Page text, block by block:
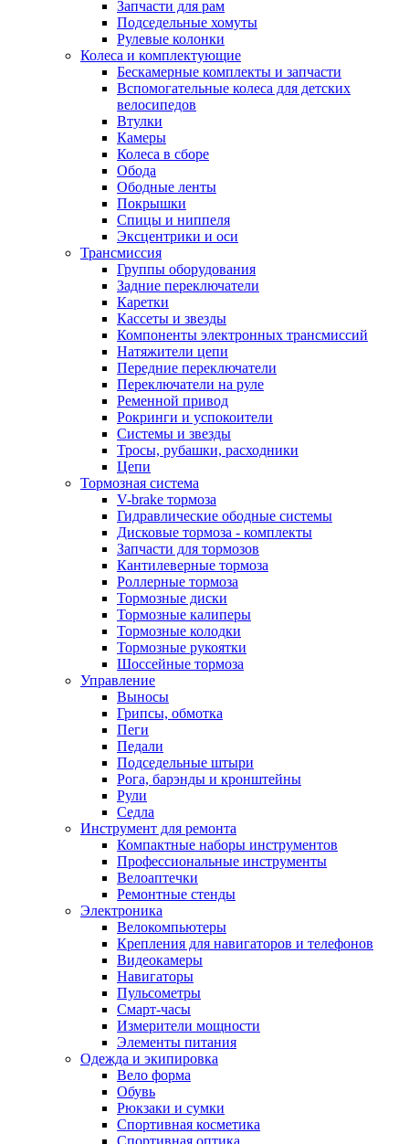
Запчасти для рам
Подседельные хомуты
Рулевые колонки
Колеса и комплектующие
Бескамерные комплекты и запчасти
Вспомогательные колеса для детских
велосипедов
Втулки
Камеры
Колеса в сборе
Обода
Ободные ленты
Покрышки
Спицы и ниппеля
Эксцентрики и оси
Трансмиссия
Группы оборудования
Задние переключатели
Каретки
Кассеты и звезды
Компоненты электронных трансмиссий
Натяжители цепи
Передние переключатели
Переключатели на руле
Ременной привод
Рокринги и успокоители
Системы и звезды
Тросы, рубашки, расходники
Цепи
Тормозная система
V-brake тормоза
Гидравлические ободные системы
Дисковые тормоза - комплекты
Запчасти для тормозов
Кантилеверные тормоза
Роллерные тормоза
Тормозные диски
Тормозные калиперы
Тормозные колодки
Тормозные рукоятки
Шоссейные тормоза
Управление
Выносы
Грипсы, обмотка
Пеги
Педали
Подседельные штыри
Рога, барэнды и кронштейны
Рули
Седла
Инструмент для ремонта
Компактные наборы инструментов
Профессиональные инструменты
Велоаптечки
Ремонтные стенды
Электроника
Велокомпьютеры
Крепления для навигаторов и телефонов
Видеокамеры
Навигаторы
Пульсометры
Смарт-часы
Измерители мощности
Элементы питания
Одежда и экипировка
Вело форма
Обувь
Рюкзаки и сумки
Спортивная косметика
Спортивная оптика